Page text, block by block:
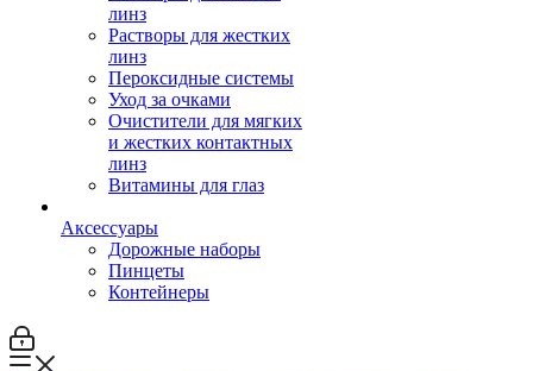
линз
Растворы для жестких
линз
Пероксидные системы
Уход за очками
Очистители для мягких
и жестких контактных
линз
Витамины для глаз
Аксессуары
Дорожные наборы
Пинцеты
Контейнеры